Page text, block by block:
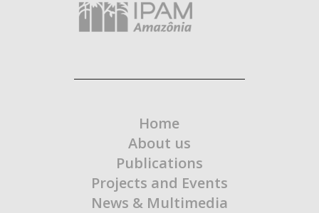
Home
About us
Publications
Projects and Events
News & Multimedia